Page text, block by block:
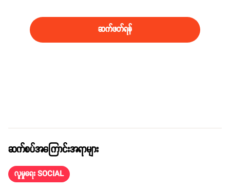
ဆက်ဖတ်ရန်
ဆက်စပ်အကြောင်းအရာများ
လူမှုရေး SOCIAL